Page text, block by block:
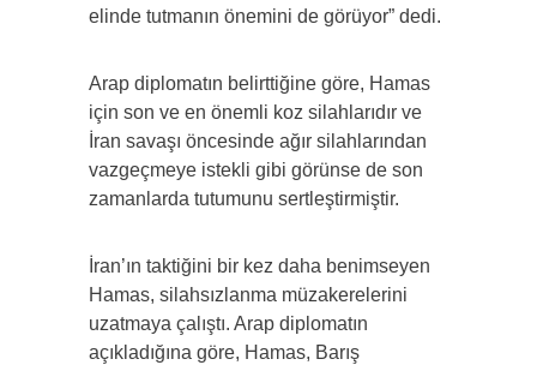
elinde tutmanın önemini de görüyor” dedi.
Arap diplomatın belirttiğine göre, Hamas
için son ve en önemli koz silahlarıdır ve
İran savaşı öncesinde ağır silahlarından
vazgeçmeye istekli gibi görünse de son
zamanlarda tutumunu sertleştirmiştir.
İran’ın taktiğini bir kez daha benimseyen
Hamas, silahsızlanma müzakerelerini
uzatmaya çalıştı. Arap diplomatın
açıkladığına göre, Hamas, Barış